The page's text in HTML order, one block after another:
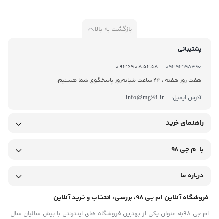
بازگشت به بالا
پشتیبانی
09393198490
09369085258
هفت روز هفته ، 24 ساعت شبانه‌روز پاسخگوی شما هستیم.
آدرس ایمیل:
info@mg98.ir
راهنمای خرید
با ام جی 98
درباره ما
فروشگاه آنلاین ام جی 98، بررسی، انتخاب و خرید آنلاین
ام جی 98به عنوان یکی از بهترین فروشگاه های اینترنتی با بیش سالیان سال